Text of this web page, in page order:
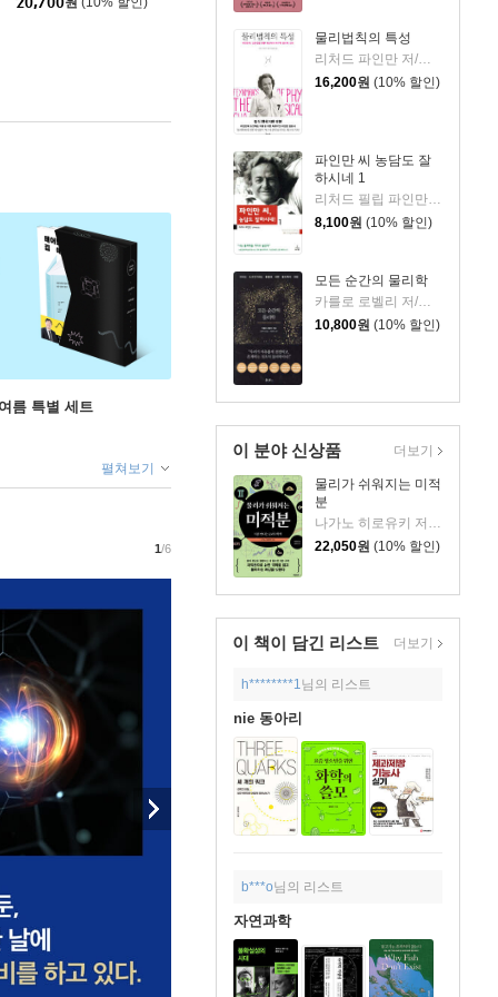
물리법칙의 특성
리처드 파인만 저/안동완 역
16,200원 (10% 할인)
파인만 씨 농담도 잘
하시네 1
리처드 필립 파인만 저/김희봉 역
8,100원 (10% 할인)
모든 순간의 물리학
카를로 로벨리 저/김현주 역/이중원 감수
10,800원 (10% 할인)
이 분야 신상품
물리가 쉬워지는 미적
분
나가노 히로유키 저/위정훈 역/김범준 감수
22,050원 (10% 할인)
더보기
이 책이 담긴 리스트 더보기
h********1님의 리스트
nie 동아리
b***o님의 리스트
자연과학
름 특별 세트
펼쳐보기
1/6